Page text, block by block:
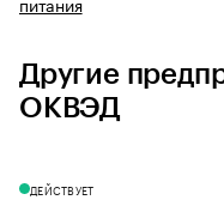
Другие
ОКВЭД
ДЕЙСТВУЕТ